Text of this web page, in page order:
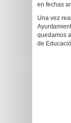
en fechas
Una vez
quedamos
de